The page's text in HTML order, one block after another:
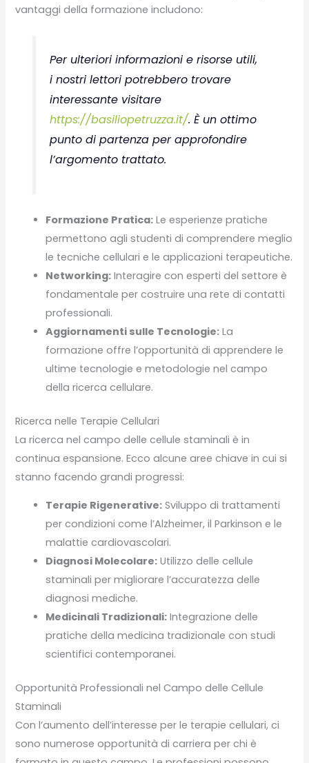
vantaggi della formazione includono:
Per ulteriori informazioni e risorse utili,
i nostri lettori potrebbero trovare
interessante visitare
https://basiliopetruzza.it/. È un ottimo
punto di partenza per approfondire
l’argomento trattato.
Formazione Pratica: Le esperienze pratiche
permettono agli studenti di comprendere meglio
le tecniche cellulari e le applicazioni terapeutiche.
Networking: Interagire con esperti del settore è
fondamentale per costruire una rete di contatti
professionali.
Aggiornamenti sulle Tecnologie: La
formazione offre l’opportunità di apprendere le
ultime tecnologie e metodologie nel campo
della ricerca cellulare.
Ricerca nelle Terapie Cellulari
La ricerca nel campo delle cellule staminali è in
continua espansione. Ecco alcune aree chiave in cui si
stanno facendo grandi progressi:
Terapie Rigenerative: Sviluppo di trattamenti
per condizioni come l’Alzheimer, il Parkinson e le
malattie cardiovascolari.
Diagnosi Molecolare: Utilizzo delle cellule
staminali per migliorare l’accuratezza delle
diagnosi mediche.
Medicinali Tradizionali: Integrazione delle
pratiche della medicina tradizionale con studi
scientifici contemporanei.
Opportunità Professionali nel Campo delle Cellule
Staminali
Con l’aumento dell’interesse per le terapie cellulari, ci
sono numerose opportunità di carriera per chi è